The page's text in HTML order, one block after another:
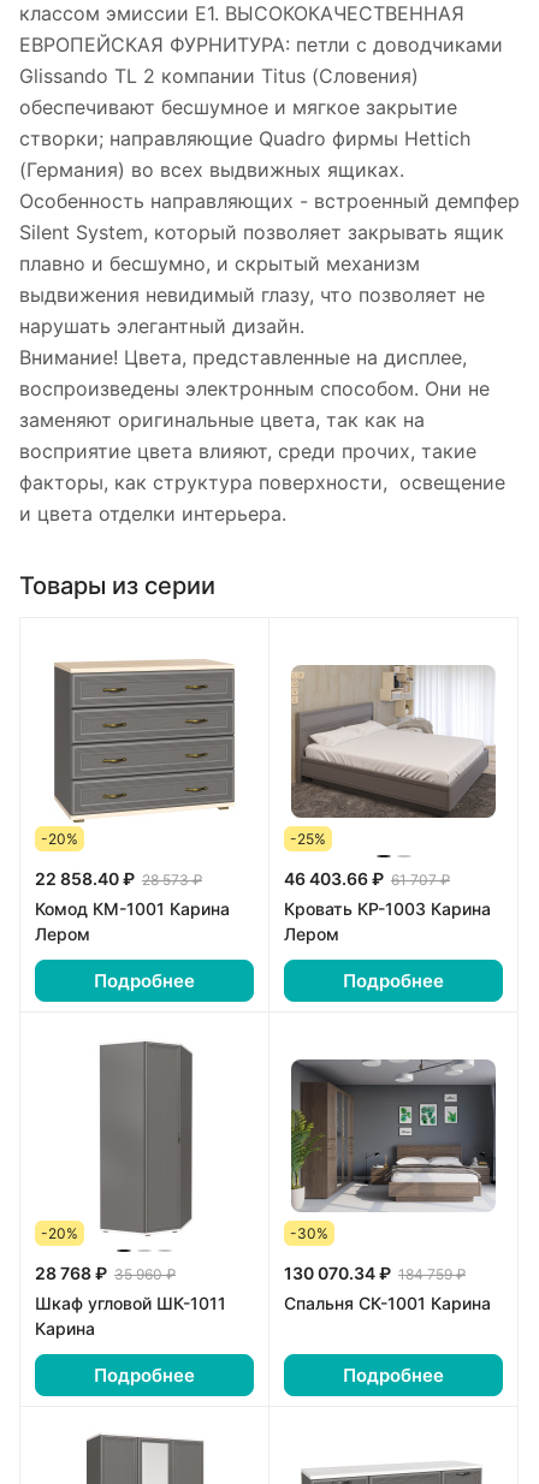
классом эмиссии Е1. ВЫСОКОКАЧЕСТВЕННАЯ
ЕВРОПЕЙСКАЯ ФУРНИТУРА: петли с доводчиками
Glissando TL 2 компании Titus (Словения)
обеспечивают бесшумное и мягкое закрытие
створки; направляющие Quadro фирмы Hettich
(Германия) во всех выдвижных ящиках.
Особенность направляющих - встроенный демпфер
Silent System, который позволяет закрывать ящик
плавно и бесшумно, и скрытый механизм
выдвижения невидимый глазу, что позволяет не
нарушать элегантный дизайн.
Внимание! Цвета, представленные на дисплее,
воспроизведены электронным способом. Они не
заменяют оригинальные цвета, так как на
восприятие цвета влияют, среди прочих, такие
факторы, как структура поверхности, освещение
и цвета отделки интерьера.
Товары из серии
-20%
22 858.40 ₽ 28 573 ₽
Комод КМ-1001 Карина
Лером
Подробнее
-25%
46 403.66 ₽ 61 707 ₽
Кровать КР-1003 Карина
Лером
Подробнее
-20%
28 768 ₽ 35 960 ₽
Шкаф угловой ШК-1011
Карина
Подробнее
-30%
130 070.34 ₽ 184 759 ₽
Спальня СК-1001 Карина
Подробнее